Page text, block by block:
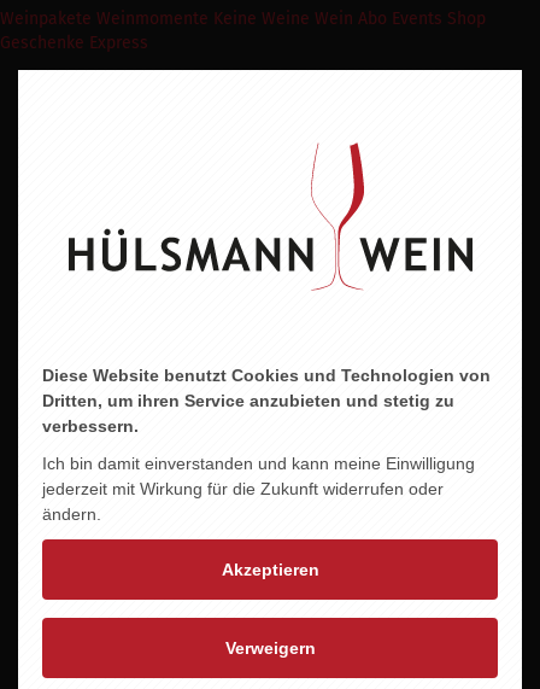
Weinpakete Weinmomente Keine Weine Wein Abo Events Shop
Geschenke Express
Öffnungszeiten
Meppen
Öffnungszeiten Haren
Dienstag bis Freitag
uhr
Diese Website benutzt Cookies und Technologien von
Dritten, um ihren Service anzubieten und stetig zu
verbessern.
Ich bin damit einverstanden und kann meine Einwilligung
jederzeit mit Wirkung für die Zukunft widerrufen oder
ändern.
Akzeptieren
Verweigern